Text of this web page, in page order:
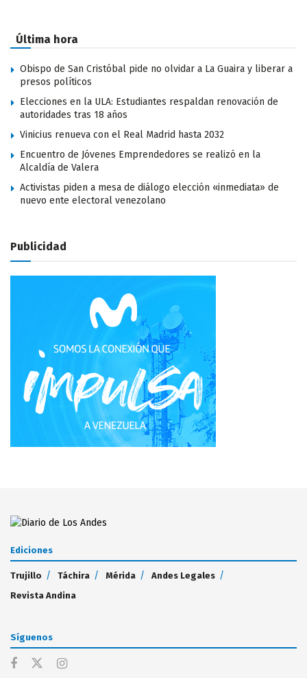
Última hora
Obispo de San Cristóbal pide no olvidar a La Guaira y liberar a
presos políticos
Elecciones en la ULA: Estudiantes respaldan renovación de
autoridades tras 18 años
Vinicius renueva con el Real Madrid hasta 2032
Encuentro de Jóvenes Emprendedores se realizó en la
Alcaldía de Valera
Activistas piden a mesa de diálogo elección «inmediata» de
nuevo ente electoral venezolano
Publicidad
Ediciones
Trujillo Táchira Mérida
Andes Legales
Revista Andina
Síguenos